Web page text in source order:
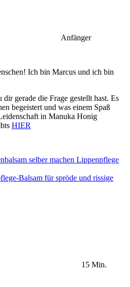
Anfänger
Ich bin Marcus und ich bin
gerade die Frage gestellt hast. Es
begeistert und was einem Spaß
in Manuka Honig
HIER
Balsam für spröde und rissige
15 Min.